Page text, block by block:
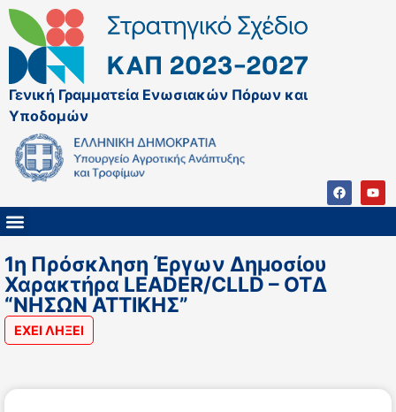
Γενική Γραμματεία Ενωσιακών Πόρων και
Υποδομών
1η Πρόσκληση Έργων Δημοσίου
Χαρακτήρα LEADER/CLLD – ΟΤΔ
“ΝΗΣΩΝ ΑΤΤΙΚΗΣ”
ΕΧΕΙ ΛΗΞΕΙ